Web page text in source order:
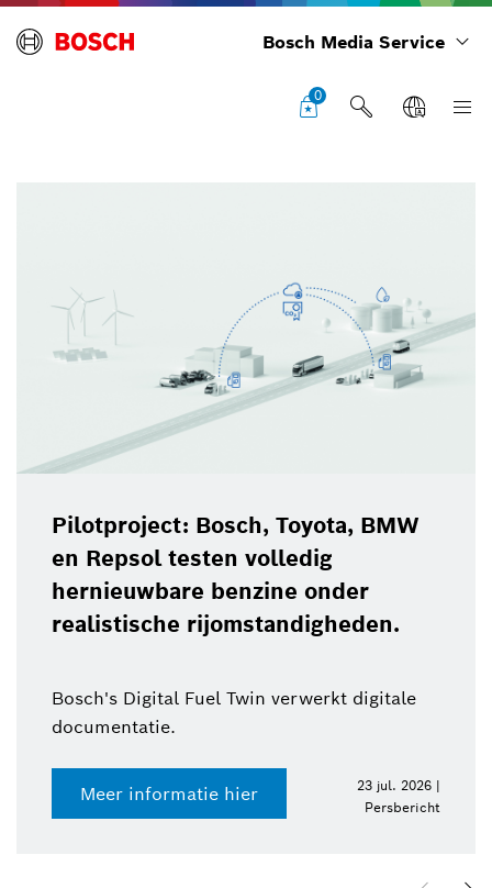
Bosch Media Service
0
Pilotproject: Bosch, Toyota, BMW
en Repsol testen volledig
hernieuwbare benzine onder
realistische rijomstandigheden.
Bosch's Digital Fuel Twin verwerkt digitale
documentatie.
Meer informatie hier
23 jul. 2026 |
Persbericht